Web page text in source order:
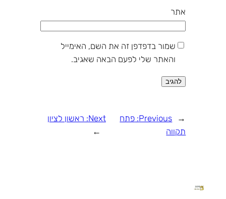
אתר
שמור בדפדפן זה את השם, האימייל
והאתר שלי לפעם הבאה שאגיב.
←
Previous: פתח
תקווה
Next: ראשון לציון
→